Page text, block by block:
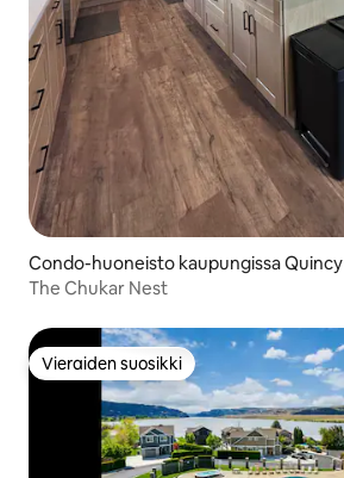
Condo-huoneisto kaupungissa Quincy
The Chukar Nest
Vieraiden suosikki
Vieraiden suosikki